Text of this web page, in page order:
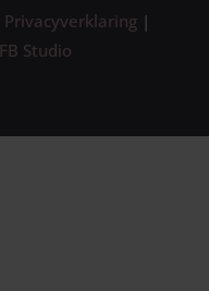
Privacyverklaring |
FB Studio